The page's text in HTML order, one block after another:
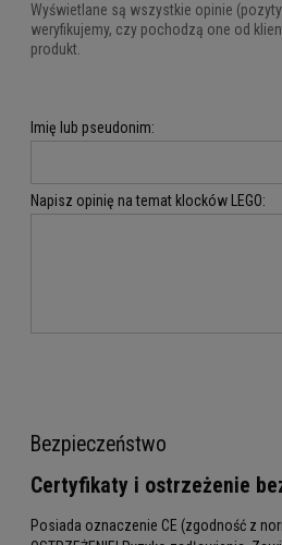
Wyświetlane są wszystkie opinie
weryfikujemy, czy pochodzą one od
produkt.
Imię lub pseudonim:
Napisz opinię na temat klocków LEGO:
Bezpieczeństwo
Certyfikaty i ostrzeżenie
Posiada oznaczenie CE (zgodność z